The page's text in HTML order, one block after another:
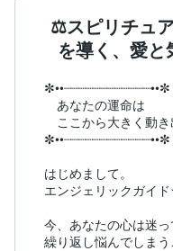
⚖️スピリチュ
を導く、愛
✼••┈┈┈┈┈┈┈┈┈┈┈┈••✼
あなたの運命は
ここから大きく動き
✼••┈┈┈┈┈┈┈┈┈┈┈┈••✼
はじめまして。
エンジェリックガイ
今、あなたの心は迷
繰り返し悩んでしまう